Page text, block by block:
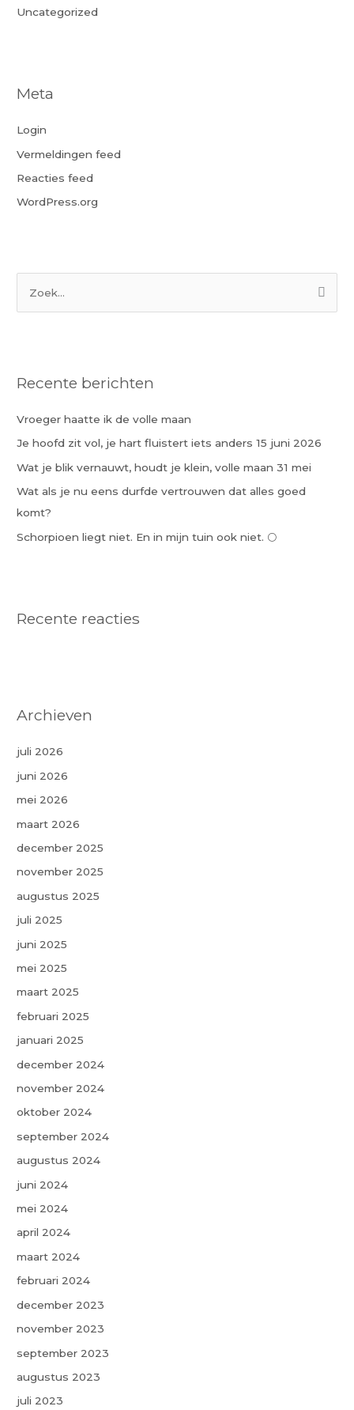
Uncategorized
Meta
Login
Vermeldingen feed
Reacties feed
WordPress.org
o
n
a
r
:
Recente berichten
Vroeger haatte ik de volle maan
Je hoofd zit vol, je hart fluistert iets anders 15 juni 2026
Wat je blik vernauwt, houdt je klein, volle maan 31 mei
Wat als je nu eens durfde vertrouwen dat alles goed
komt?
Schorpioen liegt niet. En in mijn tuin ook niet. 🌕
Recente reacties
Archieven
juli 2026
juni 2026
mei 2026
maart 2026
december 2025
november 2025
augustus 2025
juli 2025
juni 2025
mei 2025
maart 2025
februari 2025
januari 2025
december 2024
november 2024
oktober 2024
september 2024
augustus 2024
juni 2024
mei 2024
april 2024
maart 2024
februari 2024
december 2023
november 2023
september 2023
augustus 2023
juli 2023